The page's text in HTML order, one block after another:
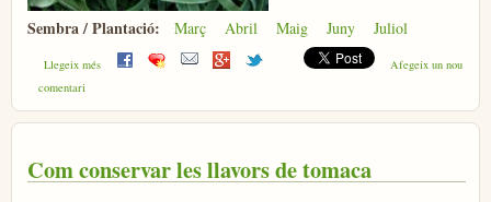
Sembra / Plantació: Març Abril Maig Juny Juliol
Llegeix més
sobre Mongeta
Afegeix un nou
comentari
Com conservar les llavors de tomaca